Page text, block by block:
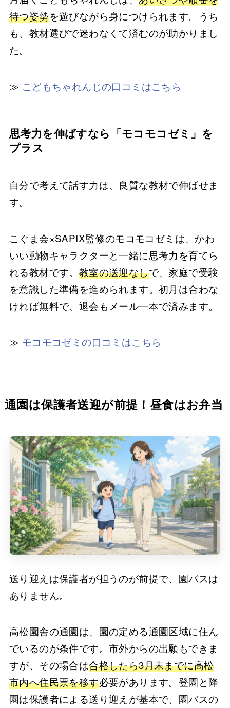
待つ姿勢を遊びながら身につけられます。うち
も、教材選びで迷わなくて済むのが助かりまし
た。
≫ こどもちゃれんじの口コミはこちら
思考力を伸ばすなら「モコモコゼミ」を
プラス
自分で考えて話す力は、良質な教材で伸ばせま
す。
こぐま会×SAPIX監修のモコモコゼミは、かわ
いい動物キャラクターと一緒に思考力を育てら
れる教材です。 教室の送迎なしで、家庭で受験
を意識した準備を進められます。初月は合わな
ければ無料で、退会もメール一本で済みます。
≫ モコモコゼミの口コミはこちら
通園は保護者送迎が前提！昼食はお弁当
送り迎えは保護者が担うのが前提で、園バスは
ありません。
高松園舎の通園は、園の定める通園区域に住ん
でいるのが条件です。市外からの出願もできま
すが、その場合は合格したら3月末までに高松
市内へ住民票を移す必要があります。登園と降
園は保護者による送り迎えが基本で、園バスの